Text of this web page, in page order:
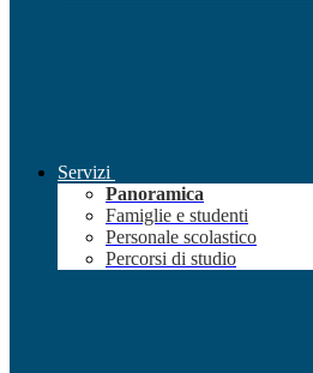
Servizi
Panoramica
Famiglie e studenti
Personale scolastico
Percorsi di studio